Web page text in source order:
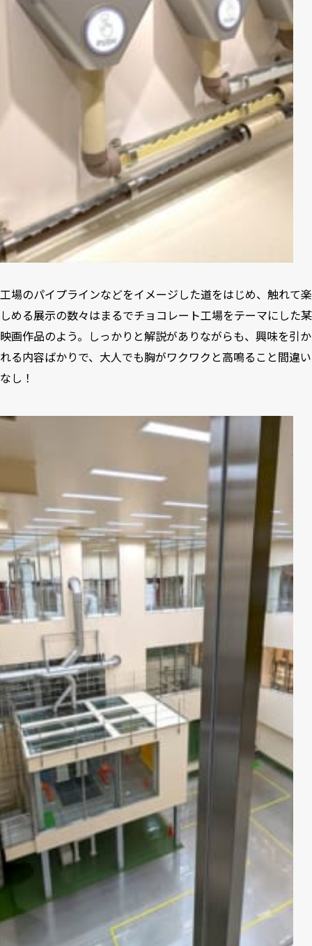
工場のパイプラインなどをイメージした道をはじめ、触れて楽
しめる展示の数々はまるでチョコレート工場をテーマにした某
映画作品のよう。しっかりと解説がありながらも、興味を引か
れる内容ばかりで、大人でも胸がワクワクと高鳴ること間違い
なし！